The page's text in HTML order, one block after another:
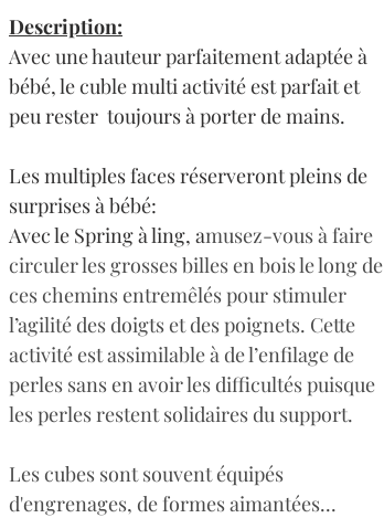
Description:
Avec une hauteur parfaitement adaptée à
bébé, le cuble multi activité est parfait et
peu rester  toujours à porter de mains.
Les multiples faces réserveront pleins de
surprises à bébé:
Avec le Spring à ling, amusez-vous à faire
circuler les grosses billes en bois le long de
ces chemins entremêlés pour stimuler
l’agilité des doigts et des poignets. Cette
activité est assimilable à de l’enfilage de
perles sans en avoir les difficultés puisque
les perles restent solidaires du support.
Les cubes sont souvent équipés
d'engrenages, de formes aimantées...